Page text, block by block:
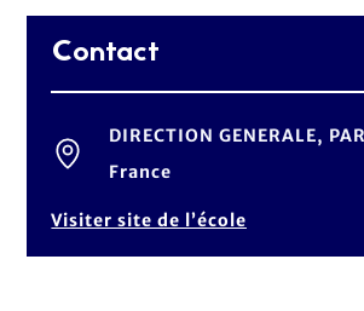
Contact
DIRECTION GENERALE,
France
Visiter site de l’école